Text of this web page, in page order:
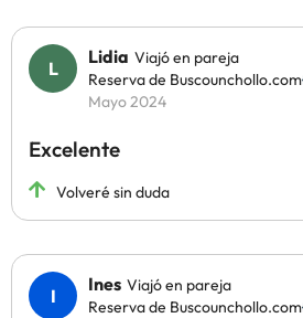
Lidia Viajó en pareja
Reserva de Buscounchollo.com
Mayo 2024
Excelente
Volveré sin duda
Ines Viajó en pareja
Reserva de Buscounchollo.com